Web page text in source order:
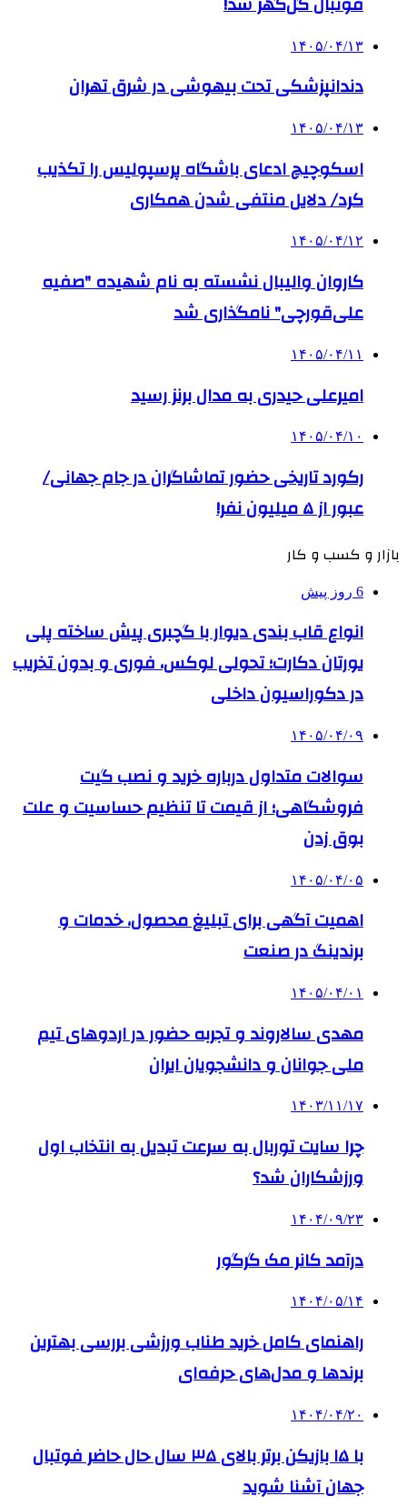
۱۴۰۵/۰۴/۱۳
دندانپزشکی تحت بیهوشی در شرق تهران
۱۴۰۵/۰۴/۱۳
اسکوچیچ ادعای باشگاه پرسپولیس را تکذیب
کرد/ دلایل منتفی شدن همکاری
۱۴۰۵/۰۴/۱۲
کاروان والیبال نشسته به نام شهیده "صفیه
علی‌قورچی" نامگذاری شد
۱۴۰۵/۰۴/۱۱
امیرعلی حیدری به مدال برنز رسید
۱۴۰۵/۰۴/۱۰
رکورد تاریخی حضور تماشاگران در جام جهانی/
عبور از ۵ میلیون نفر!
بازار و کسب و کار
6 روز پیش
انواع قاب بندی دیوار با گچبری پیش ساخته پلی
یورتان دکارت؛ تحولی لوکس، فوری و بدون تخریب
در دکوراسیون داخلی
۱۴۰۵/۰۴/۰۹
سوالات متداول درباره خرید و نصب گیت
فروشگاهی؛ از قیمت تا تنظیم حساسیت و علت
بوق زدن
۱۴۰۵/۰۴/۰۵
اهمیت آگهی برای تبلیغ محصول، خدمات و
برندینگ در صنعت
۱۴۰۵/۰۴/۰۱
مهدی سالاروند و تجربه حضور در اردوهای تیم
ملی جوانان و دانشجویان ایران
۱۴۰۳/۱۱/۱۷
چرا سایت توربال به ‌سرعت تبدیل به انتخاب اول
ورزشکاران شد؟
۱۴۰۴/۰۹/۲۳
درآمد کانر مک گرگور
۱۴۰۴/۰۵/۱۴
راهنمای کامل خرید طناب ورزشی بررسی بهترین
برندها و مدل‌های حرفه‌ای
۱۴۰۴/۰۴/۲۰
با ۱۵ بازیکن برتر بالای ۳۵ سال حال حاضر فوتبال
جهان آشنا شوید